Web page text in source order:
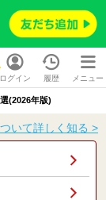
ログイン 履歴 メニュー
(2026年版)
いて詳しく知る >